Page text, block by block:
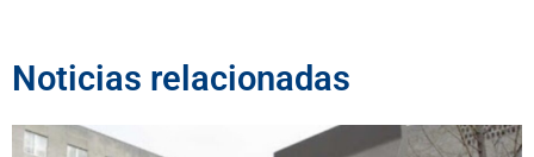
Noticias relacionadas